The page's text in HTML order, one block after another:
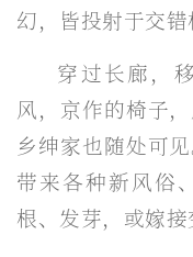
幻，皆投射于交错
穿过长廊，
风，京作的椅子
乡绅家也随处可
带来各种新风俗
根、发芽，或嫁接